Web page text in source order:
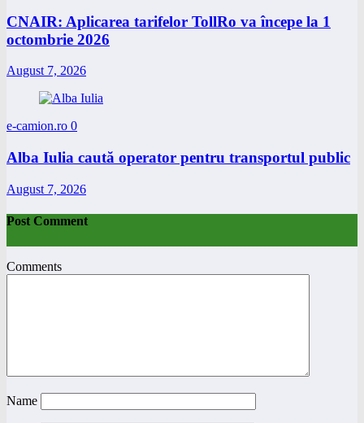
CNAIR: Aplicarea tarifelor TollRo va începe la 1
octombrie 2026
August 7, 2026
e-camion.ro 0
Alba Iulia caută operator pentru transportul public
August 7, 2026
Post Comment
Comments
Name